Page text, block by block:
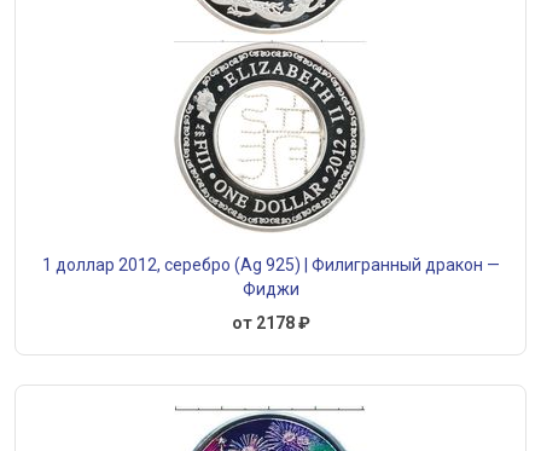
1 доллар 2012, серебро (Ag 925) | Филигранный дракон —
Фиджи
от 2178 ₽